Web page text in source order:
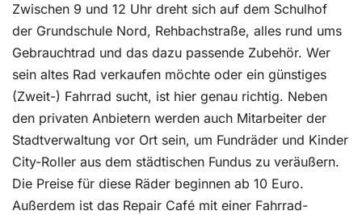
Zwischen 9 und 12 Uhr dreht sich auf dem Schulhof
der Grundschule Nord, Rehbachstraße, alles rund ums
Gebrauchtrad und das dazu passende Zubehör. Wer
sein altes Rad verkaufen möchte oder ein günstiges
(Zweit-) Fahrrad sucht, ist hier genau richtig. Neben
den privaten Anbietern werden auch Mitarbeiter der
Stadtverwaltung vor Ort sein, um Fundräder und Kinder
City-Roller aus dem städtischen Fundus zu veräußern.
Die Preise für diese Räder beginnen ab 10 Euro.
Außerdem ist das Repair Café mit einer Fahrrad-